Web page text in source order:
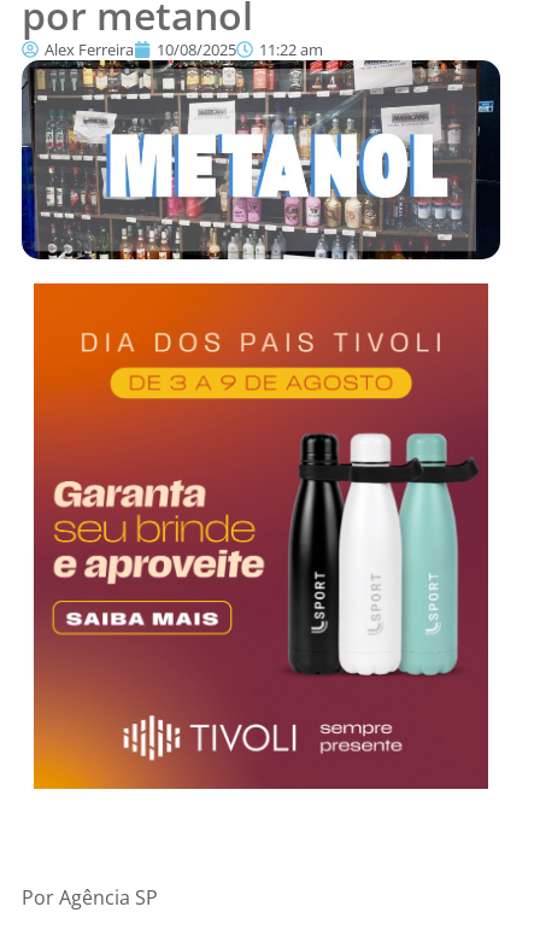
por metanol
Alex Ferreira 10/08/2025 11:22 am
Por Agência SP